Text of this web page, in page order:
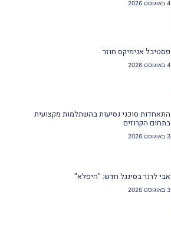
4 באוגוסט 2026
פסטיבל אנימיקס חוזר
4 באוגוסט 2026
התאחדות סוכני נסיעות בהשתלמות מקצועית
בתחום הקרוזים
3 באוגוסט 2026
אבי לרנר בסינגל חדש: "היפלא"
3 באוגוסט 2026